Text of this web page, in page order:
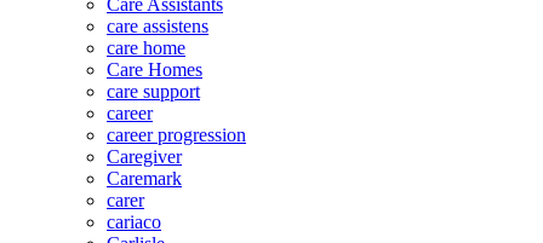
care assistens
care home
Care Homes
care support
career
career progression
Caregiver
Caremark
carer
cariaco